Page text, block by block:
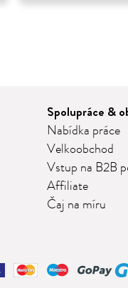
Spolupráce &
Nabídka práce
Velkoobchod
Vstup na B2B
Affiliate
Čaj na míru